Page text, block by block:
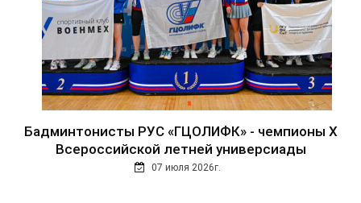
Бадминтонисты РУС «ГЦОЛИФК» - чемпионы Х
Всероссийской летней универсиады
07 июля 2026г.